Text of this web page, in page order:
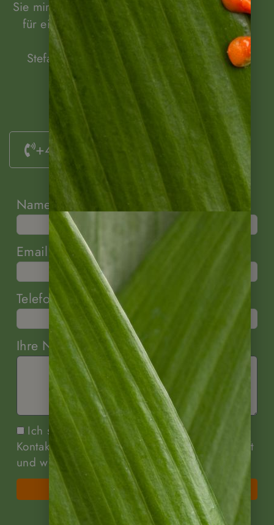
Sie mir! Gerne können wir auch einen Termin
für eine Beratung per Video vereinbaren.
Stefanie Lange, Ihre Ansprechpartnerin.
+49 (0)6322 / 956 6011
Name
Email
Telefon (optional)
Ihre Nachricht
Ich stimme zu, dass meine Angaben zur
Kontaktaufnahme und für Rückfragen dauerhaft
und widerrufbar gespeichert werden.
Senden